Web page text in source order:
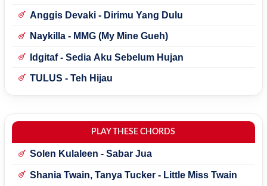
Anggis Devaki - Dirimu Yang Dulu
Naykilla - MMG (My Mine Gueh)
Idgitaf - Sedia Aku Sebelum Hujan
TULUS - Teh Hijau
PLAY THESE CHORDS
Solen Kulaleen - Sabar Jua
Shania Twain, Tanya Tucker - Little Miss Twain